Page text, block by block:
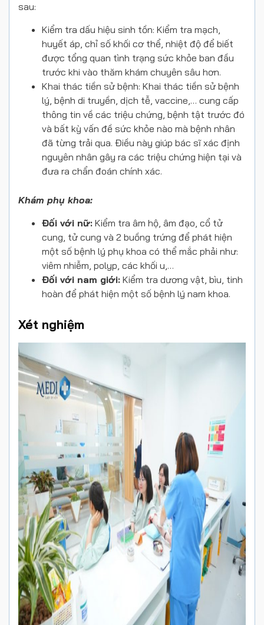
sau:
Kiểm tra dấu hiệu sinh tồn: Kiểm tra mạch,
huyết áp, chỉ số khối cơ thể, nhiệt độ để biết
được tổng quan tình trạng sức khỏe ban đầu
trước khi vào thăm khám chuyên sâu hơn.
Khai thác tiền sử bệnh: Khai thác tiền sử bệnh
lý, bệnh di truyền, dịch tễ, vaccine,… cung cấp
thông tin về các triệu chứng, bệnh tật trước đó
và bất kỳ vấn đề sức khỏe nào mà bệnh nhân
đã từng trải qua. Điều này giúp bác sĩ xác định
nguyên nhân gây ra các triệu chứng hiện tại và
đưa ra chẩn đoán chính xác.
Khám phụ khoa:
Đối với nữ: Kiểm tra âm hộ, âm đạo, cổ tử
cung, tử cung và 2 buồng trứng để phát hiện
một số bệnh lý phụ khoa có thể mắc phải như:
viêm nhiễm, polyp, các khối u,…
Đối với nam giới: Kiểm tra dương vật, bìu, tinh
hoàn để phát hiện một số bệnh lý nam khoa.
Xét nghiệm